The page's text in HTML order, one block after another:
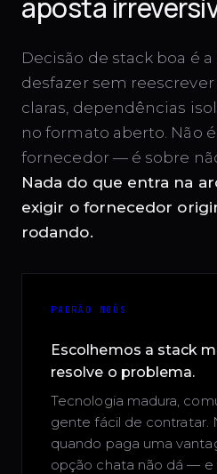
aposta
Decisão de stack boa é
desfazer sem
claras, dependências
no formato aberto. Não
fornecedor — é sobre
Nada do que entra na
exigir o fornecedor
rodando.
PADRÃO NOÛS
Escolhemos a stack
resolve o problema.
Tecnologia madura,
gente fácil de contratar.
quando paga uma
opção chata não dá — e